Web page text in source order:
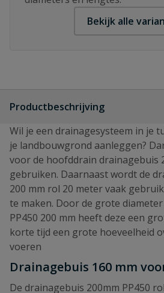
Bekijk alle
Productbeschrijving
Wil je een drainagesysteem in je
je landbouwgrond aanleggen?
voor de hoofddrain drainagebuis
gebruiken. Daarnaast wordt de
200 mm rol 20 meter vaak
te maken. Door de grote
PP450 200 mm heeft deze een
korte tijd een grote hoeveelheid
voeren
Drainagebuis 160 mm
De drainagebuis 200mm PP450